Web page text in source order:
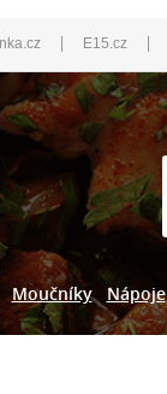
| E15.cz |
Moučníky Nápoje